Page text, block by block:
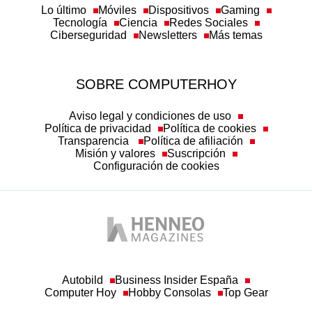
Lo último Móviles Dispositivos
Gaming
Tecnología
Ciencia
Redes Sociales
Ciberseguridad
Newsletters Más temas
SOBRE COMPUTERHOY
Aviso legal y condiciones de uso
Política de privacidad
Política de cookies
Transparencia
Política de afiliación
Misión y valores
Suscripción
Configuración de cookies
Autobild
Business Insider España
Computer Hoy
Hobby Consolas Top Gear